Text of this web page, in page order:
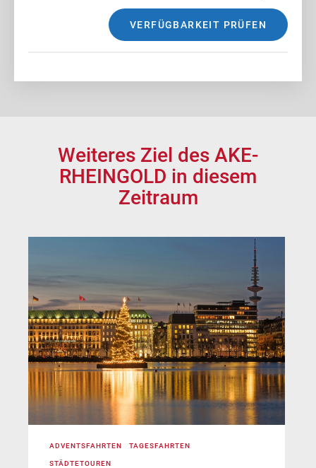
VERFÜGBARKEIT PRÜFEN
Weiteres Ziel des AKE-
RHEINGOLD in diesem
Zeitraum
ADVENTSFAHRTEN TAGESFAHRTEN
STÄDTETOUREN